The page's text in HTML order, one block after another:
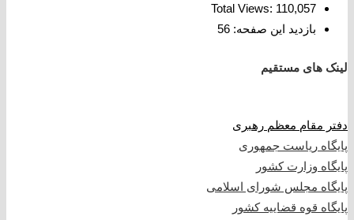
Total Views: 110,057
بازدید این صفحه: 56
لینک های مستقیم
دفتر مقام معظم رهبری
پایگاه ریاست جمهوری
پایگاه وزارت کشور
پایگاه مجلس شورای اسلامی
پایگاه قوه قضاییه کشور